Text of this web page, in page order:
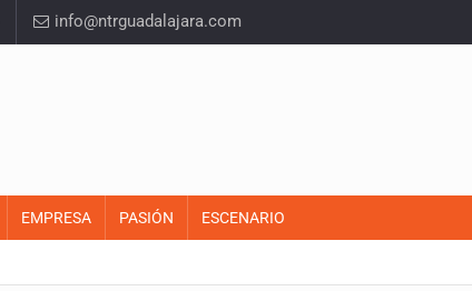
info@ntrguadalajara.com
EMPRESA PASIÓN ESCENARIO